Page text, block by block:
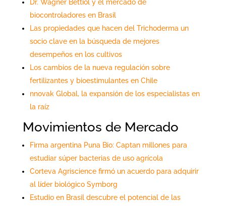
Dr. Wagner Bettiol y el mercado de
biocontroladores en Brasil
Las propiedades que hacen del Trichoderma un
socio clave en la búsqueda de mejores
desempeños en los cultivos
Los cambios de la nueva regulación sobre
fertilizantes y bioestimulantes en Chile
nnovak Global, la expansión de los especialistas en
la raíz
Movimientos de Mercado
Firma argentina Puna Bio: Captan millones para
estudiar súper bacterias de uso agrícola
Corteva Agriscience firmó un acuerdo para adquirir
al líder biológico Symborg
Estudio en Brasil descubre el potencial de las